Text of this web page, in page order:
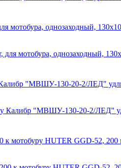
мотобура, однозаходный,
"МВШУ-130-20-2/ЛЕД"
к мотобуру HUTER GGD-52, 200